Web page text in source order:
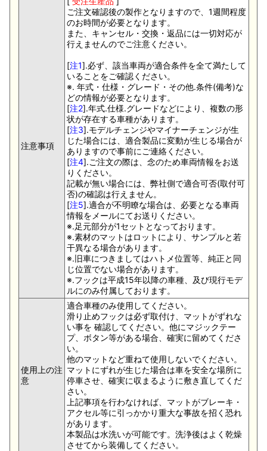
注意事項
ご注文確認後の製作となりますので、1週間程度
のお時間が必要となります。
また、キャンセル・交換・返品には一切対応が
行えませんのでご注意ください。
[注1].必ず、該当車両が適合条件を全て満たして
いることをご確認ください。
※. 年式・仕様・グレード・その他.条件(備考)な
どの情報が必要となります。
[注2].年式.仕様.グレードなどにより、複数の形
状が存在する車種があります。
[注3].モデルチェンジやマイナーチェンジが生
じた場合には、適合製品に変動が生じる場合が
ありますので事前にご連絡ください。
[注4].ご注文の際は、念のため車両情報をお送
りください。
記載が無い場合には、弊社側で適合可否(取付可
否)の確認は行えません。
[注5].適合が不明瞭な場合は、必要となる車両
情報をメールにてお送りください。
※.足元部分が1セットとなっております。
※.素材のマットはロットにより、サンプルと若
干異なる場合があります。
※.旧車につきましてはハトメ位置等、純正と同
じ位置でない場合があります。
※.フックは平成15年以降の車種、及び現行モデ
ルにのみ付属しております。
使用上の注
意
適合車種のみ使用してください。
滑り止めフックは必ず取付け、マットがずれな
い事を 確認してください。他にマジックテー
プ、ボタン等がある場合、確実に留めてくださ
い。
他のマットなど重ねて使用しないでください。
マットにずれが生じた場合は車を安全な場所に
停車させ、確実に収まるように敷き直してくだ
さい。
上記事項を行わなければ、マットがブレーキ・
アクセル等に引っかかり重大な事故を招く恐れ
があります。
本製品は水洗いが可能です。洗浄後はよく乾燥
させてから装備してください。